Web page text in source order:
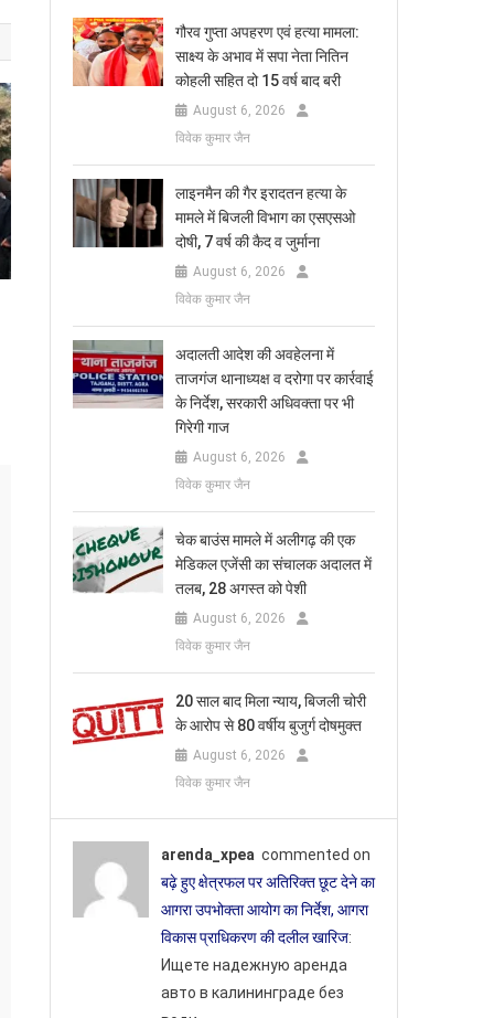
गौरव गुप्ता अपहरण एवं हत्या मामला:
साक्ष्य के अभाव में सपा नेता नितिन
कोहली सहित दो 15 वर्ष बाद बरी
August 6, 2026
विवेक कुमार जैन
लाइनमैन की गैर इरादतन हत्या के
मामले में बिजली विभाग का एसएसओ
दोषी, 7 वर्ष की कैद व जुर्माना
August 6, 2026
विवेक कुमार जैन
अदालती आदेश की अवहेलना में
ताजगंज थानाध्यक्ष व दरोगा पर कार्रवाई
के निर्देश, सरकारी अधिवक्ता पर भी
गिरेगी गाज
August 6, 2026
विवेक कुमार जैन
चेक बाउंस मामले में अलीगढ़ की एक
मेडिकल एजेंसी का संचालक अदालत में
तलब, 28 अगस्त को पेशी
August 6, 2026
विवेक कुमार जैन
20 साल बाद मिला न्याय, बिजली चोरी
के आरोप से 80 वर्षीय बुजुर्ग दोषमुक्त
August 6, 2026
विवेक कुमार जैन
arenda_xpeacommented on
बढ़े हुए क्षेत्रफल पर अतिरिक्त छूट देने का
आगरा उपभोक्ता आयोग का निर्देश, आगरा
विकास प्राधिकरण की दलील खारिज:
Ищете надежную аренда
авто в калининграде без